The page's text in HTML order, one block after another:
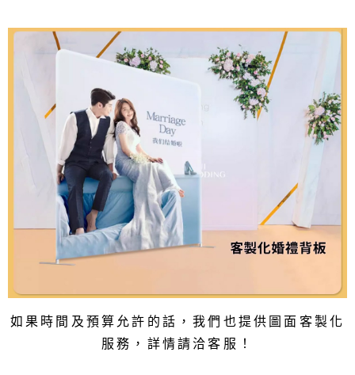
如果時間及預算允許的話 ，我們也提供圖面客製化
服務，詳情請洽客服！